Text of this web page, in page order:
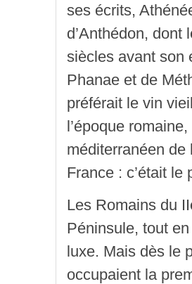
ses écrits,
d’Anthédon, dont
siècles avant son
Phanae et de
préférait le vin
l’époque
méditerranéen
France : c’était le
Les Romains du
Péninsule, tout
luxe. Mais dès le
occupaient la